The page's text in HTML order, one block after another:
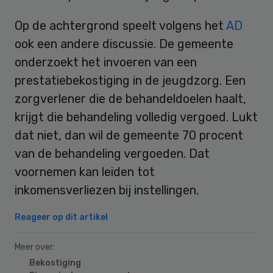
Op de achtergrond speelt volgens het AD
ook een andere discussie. De gemeente
onderzoekt het invoeren van een
prestatiebekostiging in de jeugdzorg. Een
zorgverlener die de behandeldoelen haalt,
krijgt die behandeling volledig vergoed. Lukt
dat niet, dan wil de gemeente 70 procent
van de behandeling vergoeden. Dat
voornemen kan leiden tot
inkomensverliezen bij instellingen.
Reageer op dit artikel
Meer over:
Bekostiging